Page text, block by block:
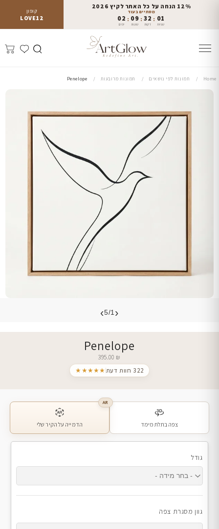
קופון
LOVE12
12% הנחה על כל האתר לקיץ 2026
מסתיים בעוד
02
ימים
: 09
שעות
: 32
דקות
: 00
שניות
Home תמונות לפי נושאים תמונות מרובעות Penelope
‹
5/1
›
Penelope
395.00 ₪
★★★★★
322 חוות דעת
צפה בתלת מימד
AR
הדמייה על הקיר שלי
גודל
גוון מסגרת צפה